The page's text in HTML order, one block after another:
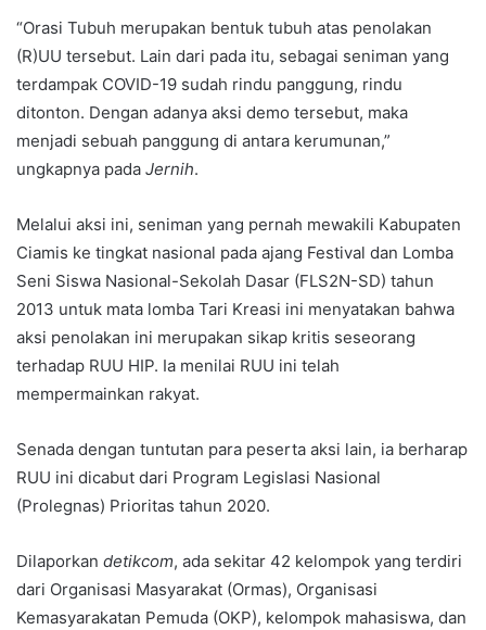
“Orasi Tubuh merupakan bentuk tubuh atas penolakan
(R)UU tersebut. Lain dari pada itu, sebagai seniman yang
terdampak COVID-19 sudah rindu panggung, rindu
ditonton. Dengan adanya aksi demo tersebut, maka
menjadi sebuah panggung di antara kerumunan,”
ungkapnya pada Jernih.
Melalui aksi ini, seniman yang pernah mewakili Kabupaten
Ciamis ke tingkat nasional pada ajang Festival dan Lomba
Seni Siswa Nasional-Sekolah Dasar (FLS2N-SD) tahun
2013 untuk mata lomba Tari Kreasi ini menyatakan bahwa
aksi penolakan ini merupakan sikap kritis seseorang
terhadap RUU HIP. Ia menilai RUU ini telah
mempermainkan rakyat.
Senada dengan tuntutan para peserta aksi lain, ia berharap
RUU ini dicabut dari Program Legislasi Nasional
(Prolegnas) Prioritas tahun 2020.
Dilaporkan detikcom, ada sekitar 42 kelompok yang terdiri
dari Organisasi Masyarakat (Ormas), Organisasi
Kemasyarakatan Pemuda (OKP), kelompok mahasiswa, dan